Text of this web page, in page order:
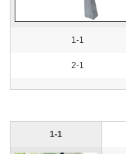
1-1
2-1
1-1